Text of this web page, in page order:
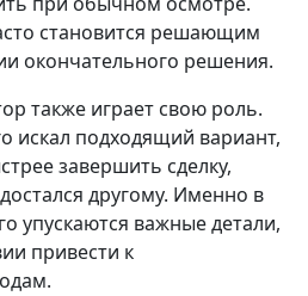
становится решающим
окончательного решения.
также играет свою роль.
искал подходящий вариант,
завершить сделку,
другому. Именно в
упускаются важные детали,
привести к